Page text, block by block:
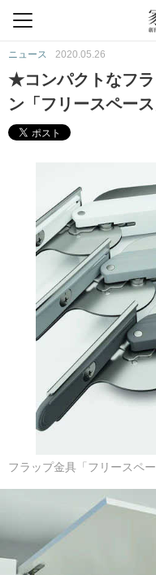
ニュース 2020.05.26
★コンパクトなフ
ン「フリースペー
フラップ金具「フリースペー